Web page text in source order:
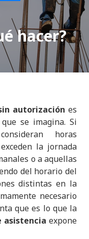
hacer?
autorización es
se imagina. Si
horas
la jornada
o a aquellas
del horario del
distintas en la
necesario
que es lo que la
asistencia expone